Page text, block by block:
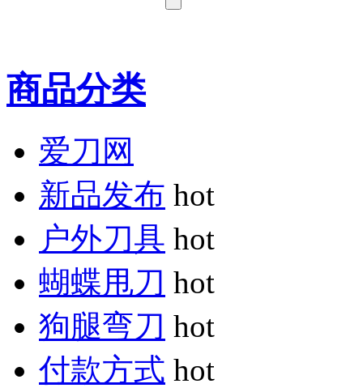
商品分类
爱刀网
新品发布 hot
户外刀具 hot
蝴蝶甩刀 hot
狗腿弯刀 hot
付款方式 hot